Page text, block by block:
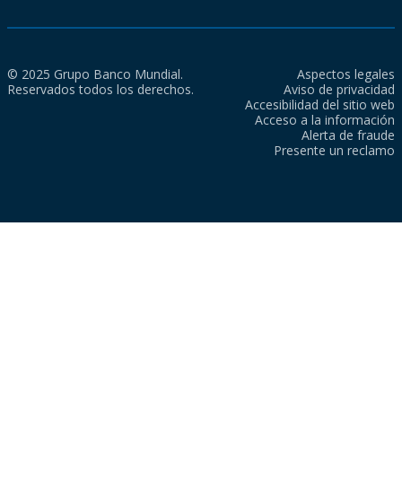
© 2025 Grupo Banco Mundial.
Reservados todos los derechos.
Aspectos legales
Aviso de privacidad
Accesibilidad del sitio web
Acceso a la información
Alerta de fraude
Presente un reclamo